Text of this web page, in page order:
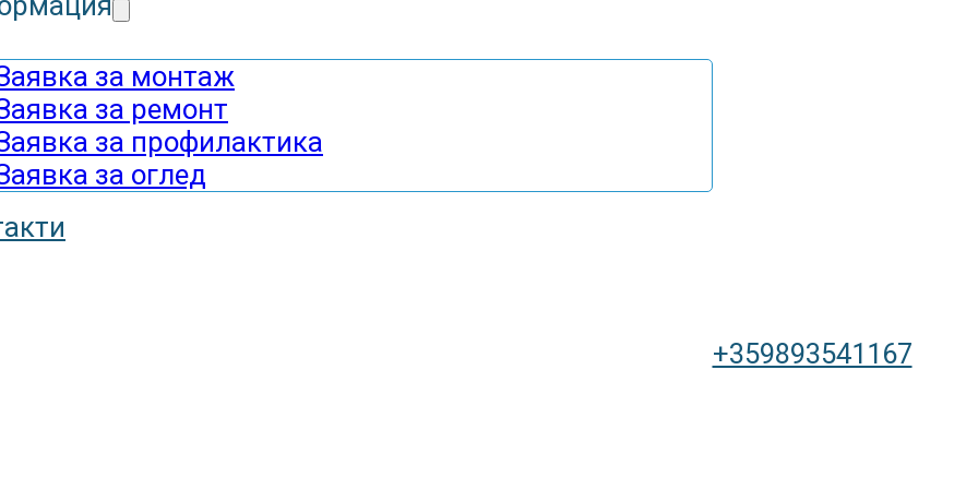
за монтаж
за ремонт
за профилактика
за оглед
+359893541167